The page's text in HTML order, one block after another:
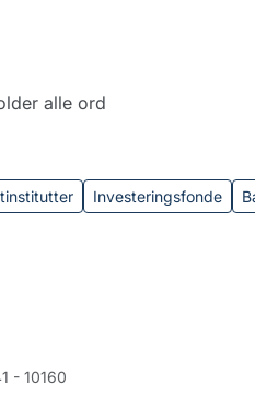
alle ord
Investeringsfonde
- 10160